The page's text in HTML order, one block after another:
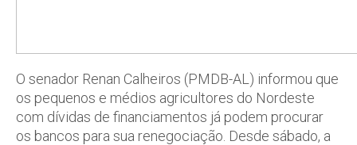
O senador Renan Calheiros (PMDB-AL) informou que
os pequenos e médios agricultores do Nordeste
com dívidas de financiamentos já podem procurar
os bancos para sua renegociação. Desde sábado, a